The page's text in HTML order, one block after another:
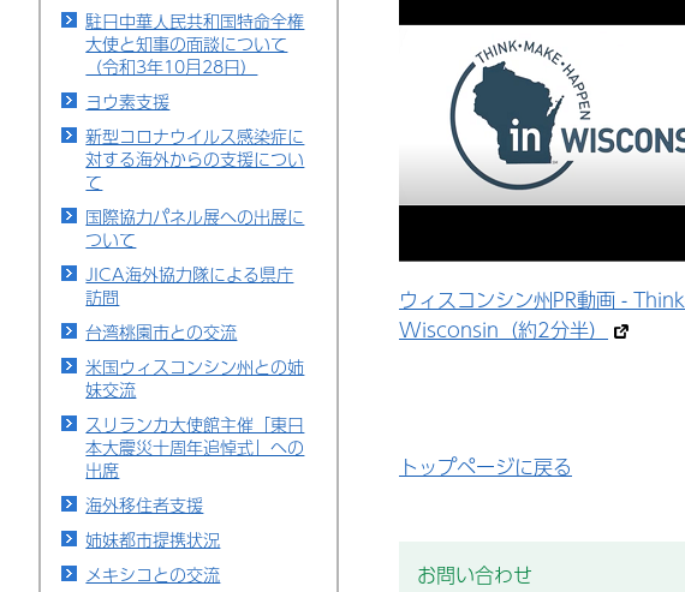
駐日中華人民共和国特命全権
大使と知事の面談について
（令和3年10月28日）
ヨウ素支援
新型コロナウイルス感染症に
対する海外からの支援につい
て
国際協力パネル展への出展に
ついて
JICA海外協力隊による県庁
訪問
台湾桃園市との交流
米国ウィスコンシン州との姉
妹交流
スリランカ大使館主催「東日
本大震災十周年追悼式」への
出席
海外移住者支援
姉妹都市提携状況
メキシコとの交流
ウィスコンシン州PR動画 -
Wisconsin（約2分半）
トップページに戻る
お問い合わせ